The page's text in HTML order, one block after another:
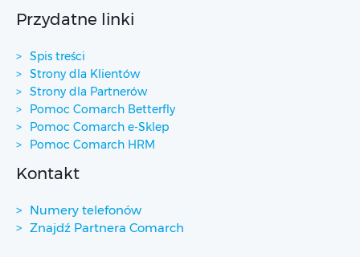
Przydatne linki
Spis treści
Strony dla Klientów
Strony dla Partnerów
Pomoc Comarch Betterfly
Pomoc Comarch e-Sklep
Pomoc Comarch HRM
Kontakt
Numery telefonów
Znajdź Partnera Comarch